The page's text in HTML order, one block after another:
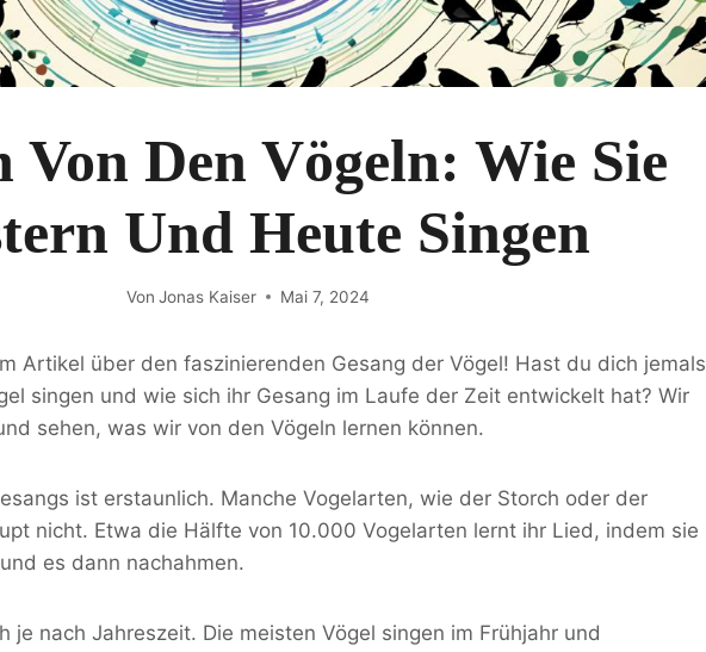
Von Den Vögeln: Wie Sie
Und Heute Singen
Von Jonas Kaiser Mai 7, 2024
Artikel über den faszinierenden Gesang der Vögel! Hast du dich jemals
singen und wie sich ihr Gesang im Laufe der Zeit entwickelt hat? Wir
sehen, was wir von den Vögeln lernen können.
ist erstaunlich. Manche Vogelarten, wie der Storch oder der
nicht. Etwa die Hälfte von 10.000 Vogelarten lernt ihr Lied, indem sie
es dann nachahmen.
je nach Jahreszeit. Die meisten Vögel singen im Frühjahr und